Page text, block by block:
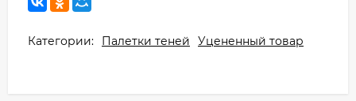
Категории: Палетки теней Уцененный товар